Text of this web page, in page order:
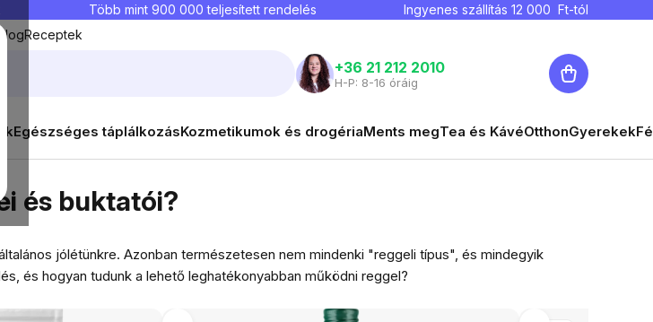
Több mint 900 000 teljesített rendelés Ingyenes szállítás 12 000 Ft-tól
BlogReceptek
+36 21 212 2010
H-P: 8-16 óráig
Kosár
Egészséges táplálkozásKozmetikumok és drogériaMents megTea és KávéOtthonGyerekek
és buktatói?
jólétünkre. Azonban természetesen nem mindenki "reggeli típus", és mindegyik
és hogyan tudunk a lehető leghatékonyabban működni reggel?